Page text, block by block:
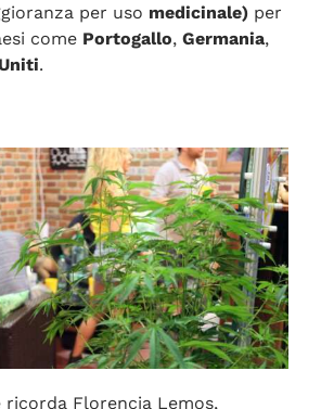
per uso medicinale) per
come Portogallo, Germania,
.
ricorda Florencia Lemos,